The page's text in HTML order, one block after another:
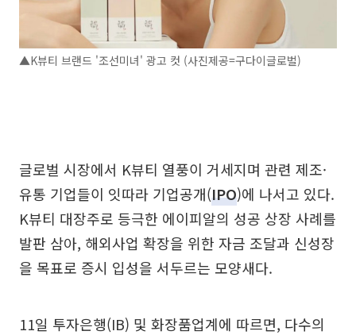
▲K뷰티 브랜드 '조선미녀' 광고 컷 (사진제공=구다이글로벌)
글로벌 시장에서 K뷰티 열풍이 거세지며 관련 제조·
유통 기업들이 잇따라 기업공개(IPO)에 나서고 있다.
K뷰티 대장주로 등극한 에이피알의 성공 상장 사례를
발판 삼아, 해외사업 확장을 위한 자금 조달과 신성장
을 목표로 증시 입성을 서두르는 모양새다.
11일 투자은행(IB) 및 화장품업계에 따르면, 다수의